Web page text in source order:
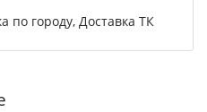
по городу, Доставка ТК